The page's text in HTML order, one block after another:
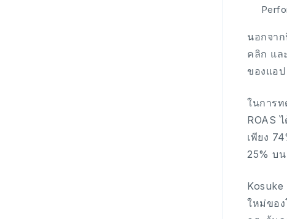
นอกจา
คลิก แล
ของแอป
ในการ
ROAS
เพียง
25% บ
Kosuke
ใหม่ขอ